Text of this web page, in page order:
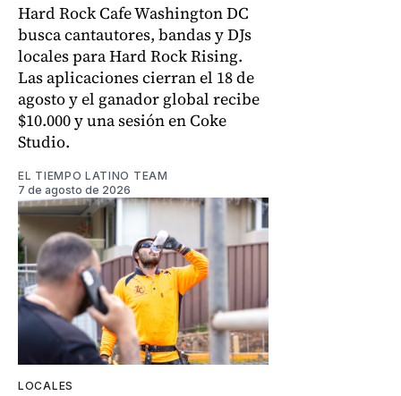
Hard Rock Cafe Washington DC
busca cantautores, bandas y DJs
locales para Hard Rock Rising.
Las aplicaciones cierran el 18 de
agosto y el ganador global recibe
$10.000 y una sesión en Coke
Studio.
EL TIEMPO LATINO TEAM
7 de agosto de 2026
LOCALES